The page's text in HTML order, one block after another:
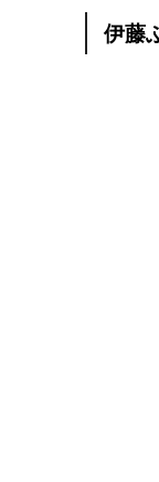
伊藤